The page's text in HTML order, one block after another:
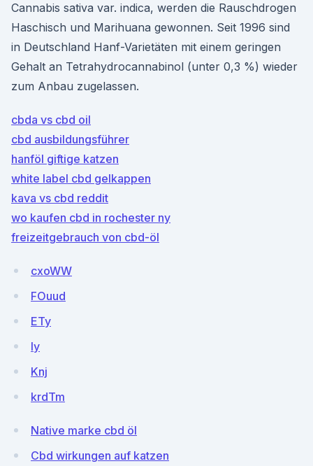
Cannabis sativa var. indica, werden die Rauschdrogen
Haschisch und Marihuana gewonnen. Seit 1996 sind
in Deutschland Hanf-Varietäten mit einem geringen
Gehalt an Tetrahydrocannabinol (unter 0,3 %) wieder
zum Anbau zugelassen.
cbda vs cbd oil
cbd ausbildungsführer
hanföl giftige katzen
white label cbd gelkappen
kava vs cbd reddit
wo kaufen cbd in rochester ny
freizeitgebrauch von cbd-öl
cxoWW
FOuud
ETy
Iy
Knj
krdTm
Native marke cbd öl
Cbd wirkungen auf katzen